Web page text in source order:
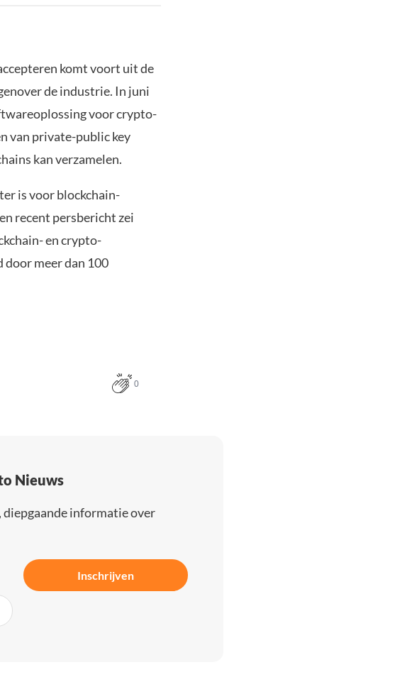
komt voort uit de
de industrie. In juni
voor crypto-
van private-public key
kan verzamelen.
is voor blockchain-
recent persbericht zei
en crypto-
meer dan 100
0
Nieuws
diepgaande informatie over
Inschrijven